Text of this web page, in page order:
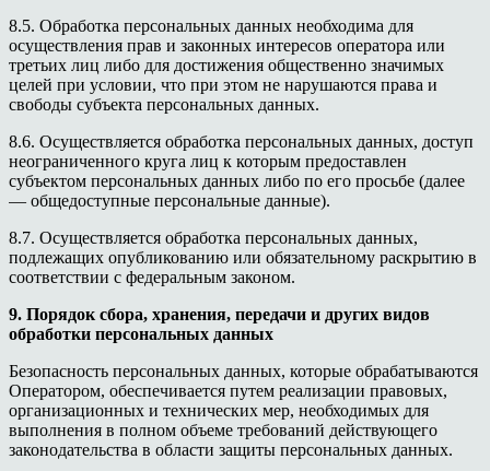
8.5. Обработка персональных данных необходима для
осуществления прав и законных интересов оператора или
третьих лиц либо для достижения общественно значимых
целей при условии, что при этом не нарушаются права и
свободы субъекта персональных данных.
8.6. Осуществляется обработка персональных данных, доступ
неограниченного круга лиц к которым предоставлен
субъектом персональных данных либо по его просьбе (далее
— общедоступные персональные данные).
8.7. Осуществляется обработка персональных данных,
подлежащих опубликованию или обязательному раскрытию в
соответствии с федеральным законом.
9. Порядок сбора, хранения, передачи и других видов
обработки персональных данных
Безопасность персональных данных, которые обрабатываются
Оператором, обеспечивается путем реализации правовых,
организационных и технических мер, необходимых для
выполнения в полном объеме требований действующего
законодательства в области защиты персональных данных.